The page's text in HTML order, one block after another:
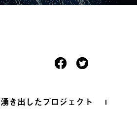
湧き出したプロジェクト